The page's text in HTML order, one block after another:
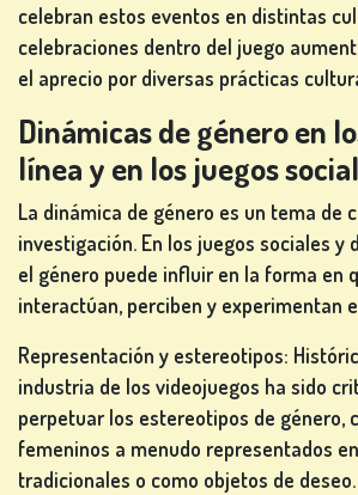
celebran estos eventos en distintas
celebraciones dentro del juego
el aprecio por diversas prácticas
Dinámicas de género en
línea y en los juegos
La dinámica de género es un tema de
investigación. En los juegos sociales y
el género puede influir en la forma en
interactúan, perciben y experimentan
Representación y estereotipos:
industria de los videojuegos ha sido
perpetuar los estereotipos de género,
femeninos a menudo representados
tradicionales o como objetos de deseo.